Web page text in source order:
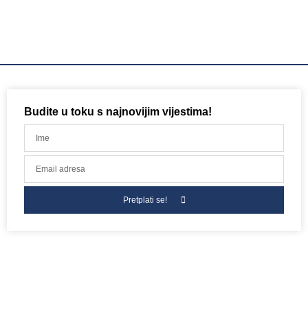
Budite u toku s najnovijim vijestima!
Pretplati se!